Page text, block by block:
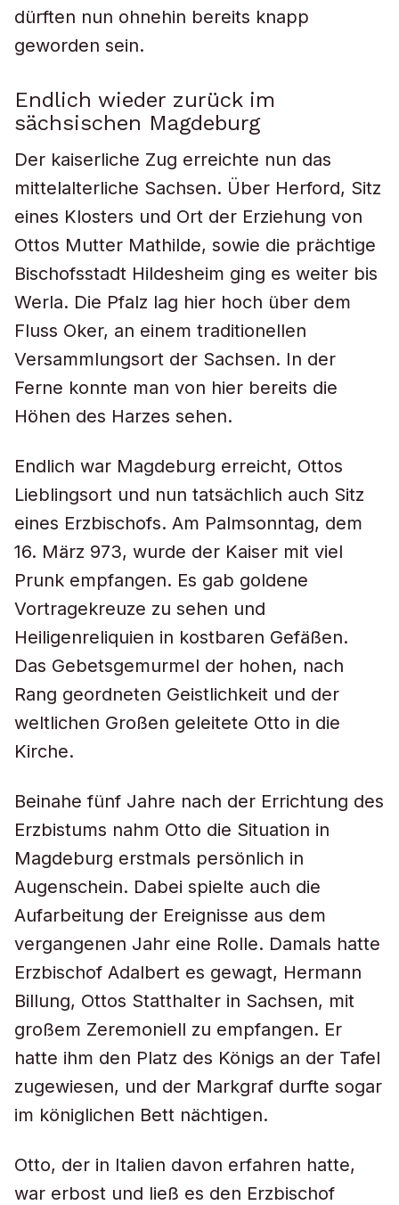
dürften nun ohnehin bereits knapp
geworden sein.
Endlich wieder zurück im
sächsischen Magdeburg
Der kaiserliche Zug erreichte nun das
mittelalterliche Sachsen. Über Herford, Sitz
eines Klosters und Ort der Erziehung von
Ottos Mutter Mathilde, sowie die prächtige
Bischofsstadt Hildesheim ging es weiter bis
Werla. Die Pfalz lag hier hoch über dem
Fluss Oker, an einem traditionellen
Versammlungsort der Sachsen. In der
Ferne konnte man von hier bereits die
Höhen des Harzes sehen.
Endlich war Magdeburg erreicht, Ottos
Lieblingsort und nun tatsächlich auch Sitz
eines Erzbischofs. Am Palmsonntag, dem
16. März 973, wurde der Kaiser mit viel
Prunk empfangen. Es gab goldene
Vortragekreuze zu sehen und
Heiligenreliquien in kostbaren Gefäßen.
Das Gebetsgemurmel der hohen, nach
Rang geordneten Geistlichkeit und der
weltlichen Großen geleitete Otto in die
Kirche.
Beinahe fünf Jahre nach der Errichtung des
Erzbistums nahm Otto die Situation in
Magdeburg erstmals persönlich in
Augenschein. Dabei spielte auch die
Aufarbeitung der Ereignisse aus dem
vergangenen Jahr eine Rolle. Damals hatte
Erzbischof Adalbert es gewagt, Hermann
Billung, Ottos Statthalter in Sachsen, mit
großem Zeremoniell zu empfangen. Er
hatte ihm den Platz des Königs an der Tafel
zugewiesen, und der Markgraf durfte sogar
im königlichen Bett nächtigen.
Otto, der in Italien davon erfahren hatte,
war erbost und ließ es den Erzbischof